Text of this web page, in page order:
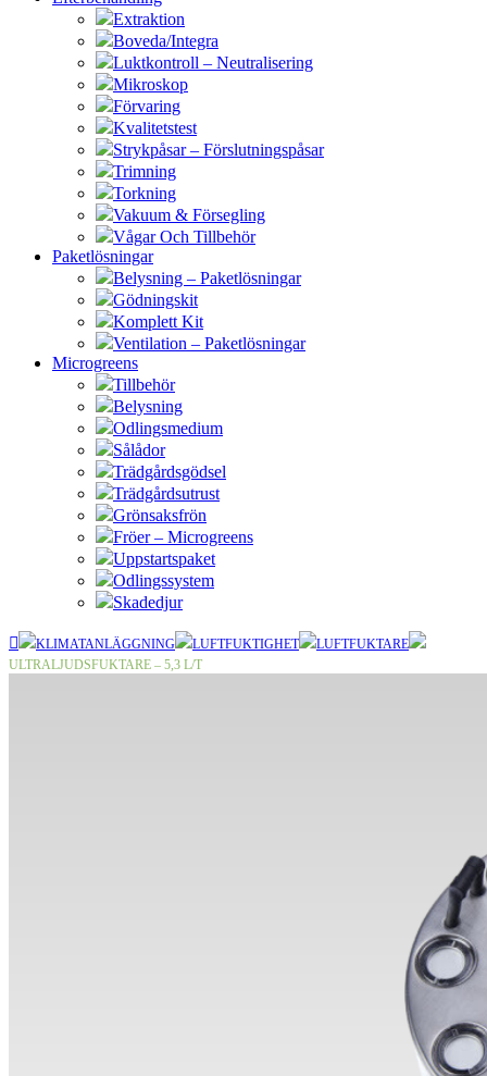
Extraktion
Boveda/Integra
Luktkontroll – Neutralisering
Mikroskop
Förvaring
Kvalitetstest
Strykpåsar – Förslutningspåsar
Trimning
Torkning
Vakuum & Försegling
Vågar Och Tillbehör
Paketlösningar
Belysning – Paketlösningar
Gödningskit
Komplett Kit
Ventilation – Paketlösningar
Microgreens
Tillbehör
Belysning
Odlingsmedium
Sålådor
Trädgårdsgödsel
Trädgårdsutrust
Grönsaksfrön
Fröer – Microgreens
Uppstartspaket
Odlingssystem
Skadedjur
KLIMATANLÄGGNING LUFTFUKTIGHET
LUFTFUKTARE
ULTRALJUDSFUKTARE – 5,3 L/T